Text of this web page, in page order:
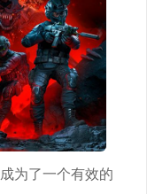
成为了一个有效的